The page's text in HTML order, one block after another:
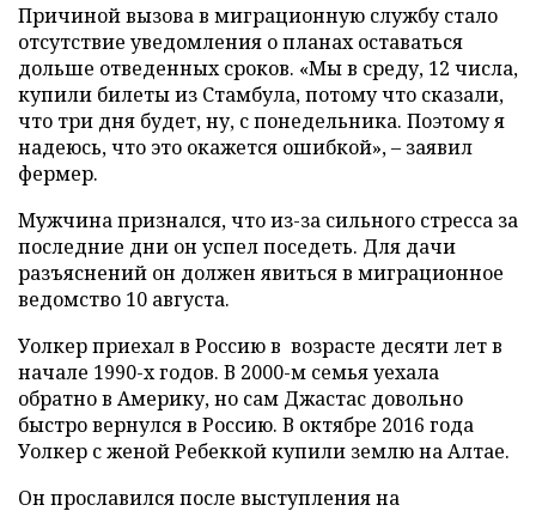
Причиной вызова в миграционную службу стало
отсутствие уведомления о планах оставаться
дольше отведенных сроков. «Мы в среду, 12 числа,
купили билеты из Стамбула, потому что сказали,
что три дня будет, ну, с понедельника. Поэтому я
надеюсь, что это окажется ошибкой», – заявил
фермер.
Мужчина признался, что из-за сильного стресса за
последние дни он успел поседеть. Для дачи
разъяснений он должен явиться в миграционное
ведомство 10 августа.
Уолкер приехал в Россию в возрасте десяти лет в
начале 1990-х годов. В 2000-м семья уехала
обратно в Америку, но сам Джастас довольно
быстро вернулся в Россию. В октябре 2016 года
Уолкер с женой Ребеккой купили землю на Алтае.
Он прославился после выступления на